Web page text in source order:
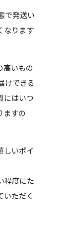
で発送い
なります
高いもの
けできる
にはいつ
ますの
しいポイ
程度にた
いただく